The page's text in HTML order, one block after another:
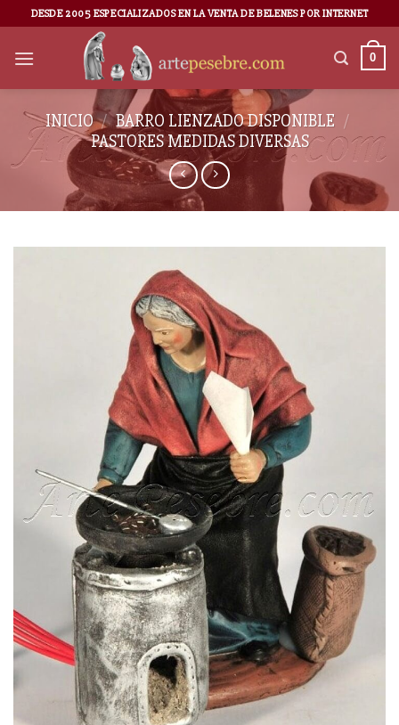
DESDE 2005 ESPECIALIZADOS EN LA VENTA DE BELENES POR INTERNET
0
INICIO / BARRO LIENZADO DISPONIBLE /
PASTORES MEDIDAS DIVERSAS